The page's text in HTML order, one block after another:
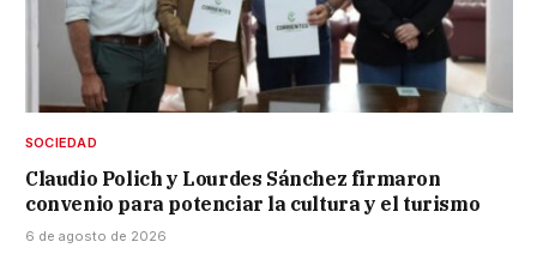
SOCIEDAD
Claudio Polich y Lourdes Sánchez firmaron
convenio para potenciar la cultura y el turismo
6 de agosto de 2026